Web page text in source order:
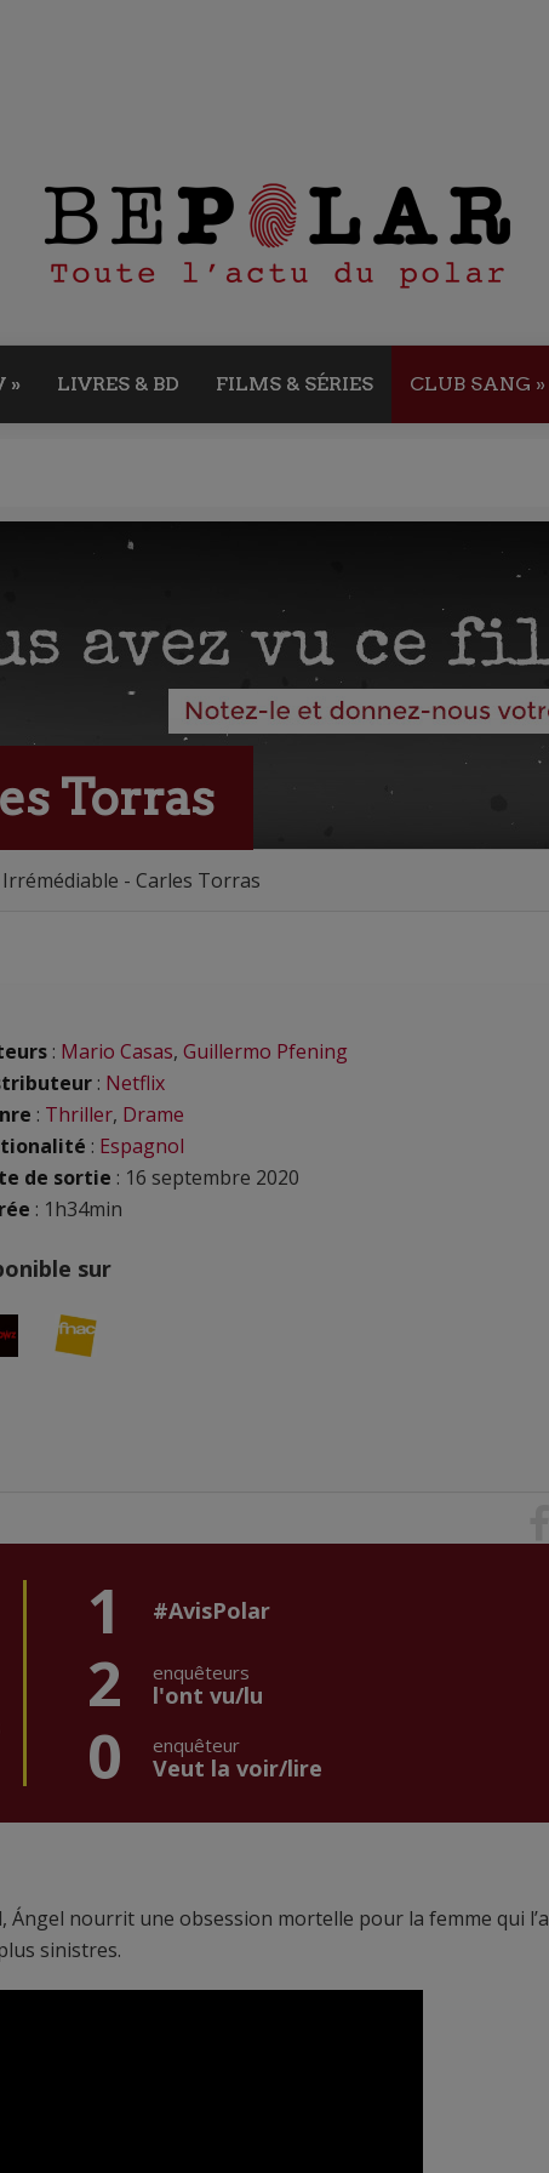
» LIVRES & BD FILMS & SÉRIES CLUB SANG »
Torras
Irrémédiable - Carles Torras
: Mario Casas, Guillermo Pfening
: Netflix
: Thriller, Drame
: Espagnol
de sortie : 16 septembre 2020
: 1h34min
sur
1 #AvisPolar
2 enquêteurs
l'ont vu/lu
0 enquêteur
Veut la voir/lire
Ángel nourrit une obsession mortelle pour la femme qui l’a
sinistres.